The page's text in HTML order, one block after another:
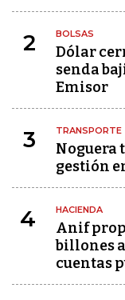
2 BOLSAS
Dólar
senda
Emisor
3 TRANSPORTE
Noguera
gestión
4 HACIENDA
Anif
billones
cuentas